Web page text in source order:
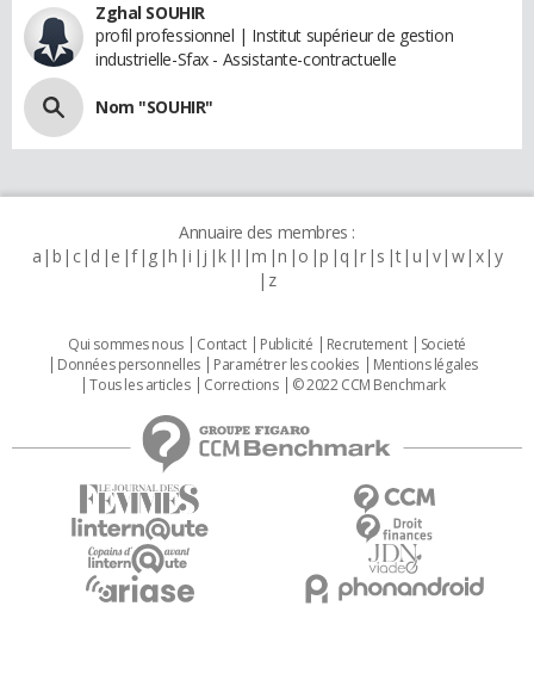
Zghal SOUHIR
profil professionnel | Institut supérieur de gestion
industrielle-Sfax - Assistante-contractuelle
Nom "SOUHIR"
Annuaire des membres :
a b c d e f g h i j k l m n o p q r s t u v w x y
z
Qui sommes nous Contact Publicité Recrutement
Societé
Données personnelles
Paramétrer les cookies
Mentions légales
Tous les articles
Corrections © 2022 CCM Benchmark